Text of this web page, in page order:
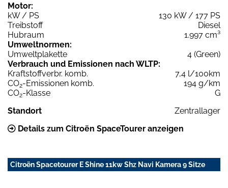
Motor:
kW / PS
130 kW / 177 PS
Treibstoff
Diesel
Hubraum
1.997 cm³
Umweltnormen:
Umweltplakette
4 (Green)
Verbrauch und Emissionen nach WLTP:
Kraftstoffverbr. komb.
7,4 l/100km
CO2-Emissionen komb.
194 g/km
CO2-Klasse
G
Standort
Zentrallager
Details zum Citroën SpaceTourer anzeigen
Citroën Spacetourer E Shine 11kw Shz Navi Kamera 9 Sitze